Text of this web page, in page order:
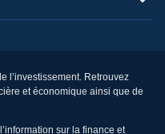
l’investissement. Retrouvez
et économique ainsi que de
sur la finance et